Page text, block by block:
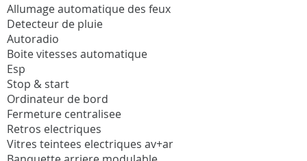
Allumage automatique des feux
Detecteur de pluie
Autoradio
Boite vitesses automatique
Esp
Stop & start
Ordinateur de bord
Fermeture centralisee
Retros electriques
Vitres teintees electriques av+ar